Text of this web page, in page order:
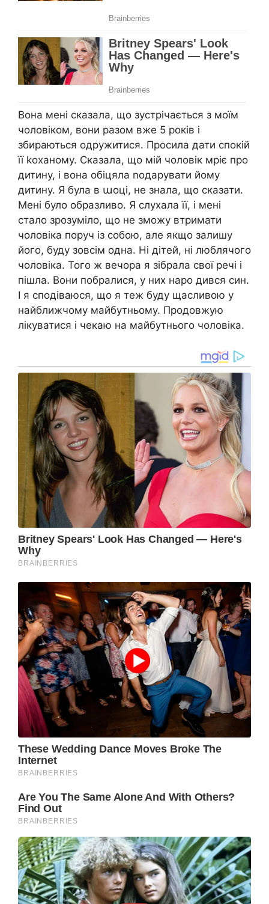
Вона мені сказала, що зустрічається з моїм
чоловіком, вони разом вже 5 років і
збираються одружитися. Просила дати спокій
її kоханому. Сказала, що мій чоловік мріє про
дитину, і вона обіцяла nодарувати йому
дитину. Я була в աоці, не знала, що сказати.
Мені було образливо. Я слухала її, і мені
стало зрозуміло, що не зможу втримати
чоловіка поруч із собою, але якщо залишу
його, буду зовсім одна. Ні дітей, ні люблячого
чоловіка. Того ж вечора я зібрала свої речі і
пішла. Вони побралися, у них наро дився син.
І я сподіваюся, що я теж буду щасливою у
найближчому майбутньому. Продовжую
лікуватися і чекаю на майбутнього чоловіка.